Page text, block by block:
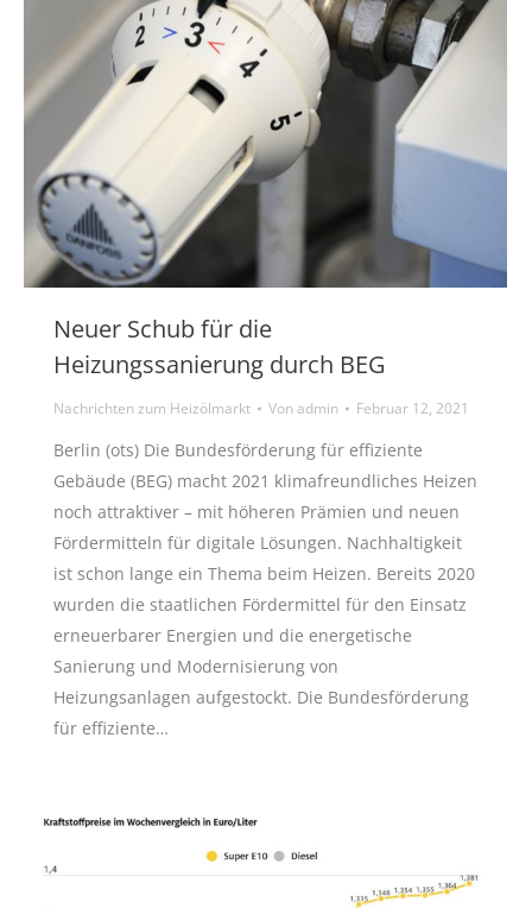
Neuer Schub für die
Heizungssanierung durch BEG
Nachrichten zum Heizölmarkt Vonadmin Februar 12, 2021
Berlin (ots) Die Bundesförderung für effiziente
Gebäude (BEG) macht 2021 klimafreundliches Heizen
noch attraktiver – mit höheren Prämien und neuen
Fördermitteln für digitale Lösungen. Nachhaltigkeit
ist schon lange ein Thema beim Heizen. Bereits 2020
wurden die staatlichen Fördermittel für den Einsatz
erneuerbarer Energien und die energetische
Sanierung und Modernisierung von
Heizungsanlagen aufgestockt. Die Bundesförderung
für effiziente…